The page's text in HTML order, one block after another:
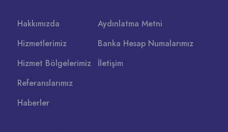
Hakkımızda
Hizmetlerimiz
Hizmet Bölgelerimiz
Referanslarımız
Haberler
Aydınlatma Metni
Banka Hesap Numalarımız
İletişim